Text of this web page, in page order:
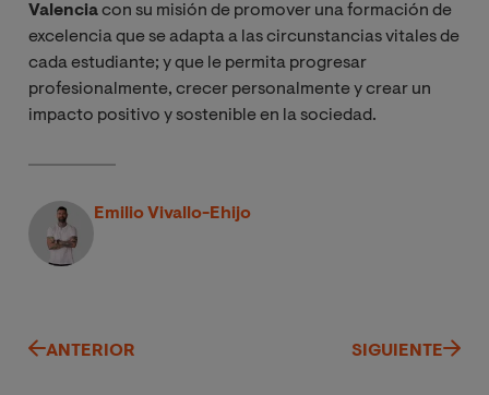
Valenciacon su misión de promover una formación de
excelencia que se adapta a las circunstancias vitales de
cada estudiante; y que le permita progresar
profesionalmente, crecer personalmente y crear un
impacto positivo y sostenible en la sociedad.
Emilio Vivallo-Ehijo
ANTERIOR SIGUIENTE